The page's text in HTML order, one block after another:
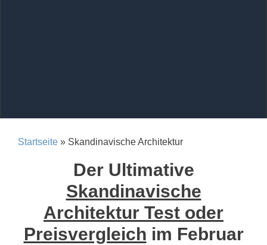
Startseite » Skandinavische Architektur
Der Ultimative
Skandinavische
Architektur Test oder
Preisvergleich im Februar